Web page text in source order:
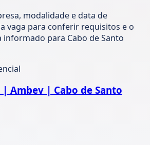
modalidade e data de
vaga para conferir requisitos e o
informado para Cabo de Santo
| Ambev | Cabo de Santo